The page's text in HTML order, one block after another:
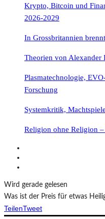
Krypto, Bitcoin und
2026-2029
In Grossbritannien
Theorien von Alexander
Plasmatechnologie,
Forschung
Systemkritik,
Religion ohne Religion
Wird gerade gelesen
Was ist der Preis für etwas
TeilenTweet